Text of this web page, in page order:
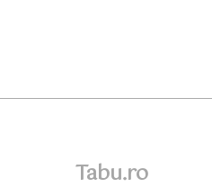
Tabu.ro